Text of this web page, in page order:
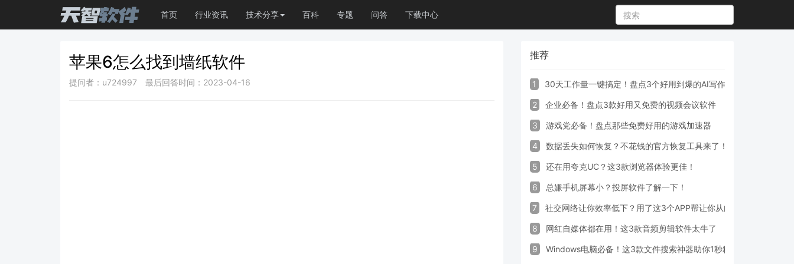
首页 行业资讯 技术分享 百科 专题 问答 下载中心
苹果6怎么找到墙纸软件
提问者：u724997 最后回答时间：2023-04-16
推荐
1 30天工作量一键搞定！盘点3个好用到爆的AI写作生成器工具
2 企业必备！盘点3款好用又免费的视频会议软件
3 游戏党必备！盘点那些免费好用的游戏加速器
4 数据丢失如何恢复？不花钱的官方恢复工具来了！
5 还在用夸克UC？这3款浏览器体验更佳！
6 总嫌手机屏幕小？投屏软件了解一下！
7 社交网络让你效率低下？用了这3个APP帮让你从此戒掉手机！
8 网红自媒体都在用！这3款音频剪辑软件太牛了
9 Windows电脑必备！这3款文件搜索神器助你1秒精准定位文件